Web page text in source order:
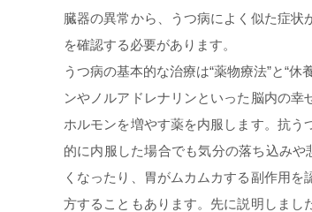
臓器の異常から、うつ病によく似た症状
を確認する必要があります。
うつ病の基本的な治療は“薬物療法”と“
ンやノルアドレナリンといった脳内の
ホルモンを増やす薬を内服します。抗
的に内服した場合でも気分の落ち込み
くなったり、胃がムカムカする副作用
方することもあります。先に説明しまし